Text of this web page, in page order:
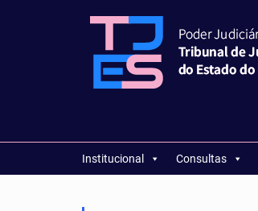
Institucional Consultas